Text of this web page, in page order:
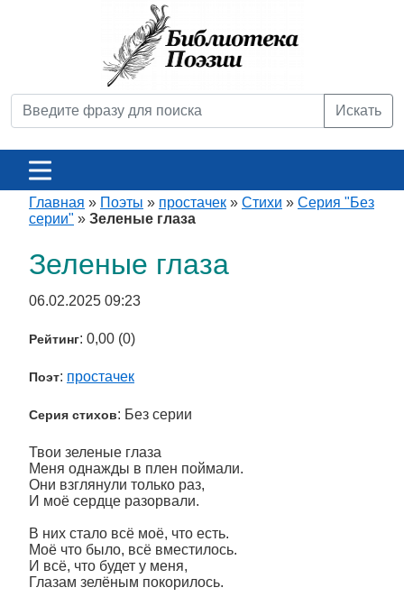
Искать
Главная » Поэты » простачек » Стихи » Серия "Без
серии" » Зеленые глаза
Зеленые глаза
06.02.2025 09:23
Рейтинг: 0,00 (0)
Поэт: простачек
Серия стихов: Без серии
Твои зеленые глаза
Меня однажды в плен поймали.
Они взглянули только раз,
И моё сердце разорвали.
В них стало всё моё, что есть.
Моё что было, всё вместилось.
И всё, что будет у меня,
Глазам зелёным покорилось.